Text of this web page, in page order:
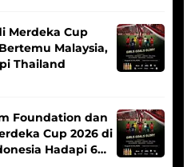
Merdeka Cup
Malaysia,
Thailand
Foundation dan
Cup 2026 di
Hadapi 6